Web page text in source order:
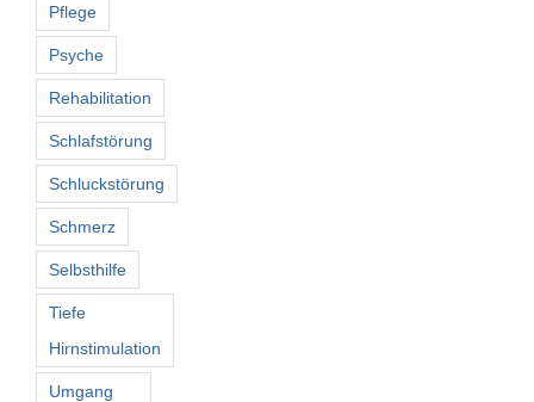
Pflege
Psyche
Rehabilitation
Schlafstörung
Schluckstörung
Schmerz
Selbsthilfe
Tiefe
Hirnstimulation
Umgang